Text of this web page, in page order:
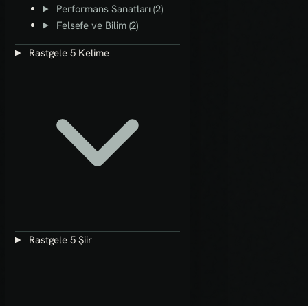
Performans Sanatları (2)
Felsefe ve Bilim (2)
Rastgele 5 Kelime
Rastgele 5 Şiir